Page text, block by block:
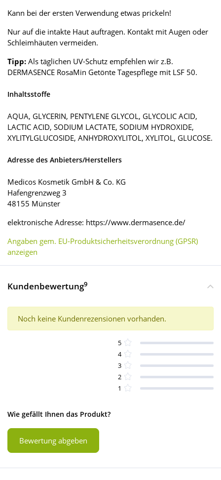
Kann bei der ersten Verwendung etwas prickeln!
Nur auf die intakte Haut auftragen. Kontakt mit Augen oder
Schleimhäuten vermeiden.
Tipp: Als täglichen UV-Schutz empfehlen wir z.B.
DERMASENCE RosaMin Getönte Tagespflege mit LSF 50.
Inhaltsstoffe
AQUA, GLYCERIN, PENTYLENE GLYCOL, GLYCOLIC ACID,
LACTIC ACID, SODIUM LACTATE, SODIUM HYDROXIDE,
XYLITYLGLUCOSIDE, ANHYDROXYLITOL, XYLITOL, GLUCOSE.
Adresse des Anbieters/Herstellers
Medicos Kosmetik GmbH & Co. KG
Hafengrenzweg 3
48155 Münster
elektronische Adresse: https://www.dermasence.de/
Angaben gem. EU-Produktsicherheitsverordnung (GPSR)
anzeigen
Kundenbewertung9
Noch keine Kundenrezensionen vorhanden.
5
4
3
2
1
Wie gefällt Ihnen das Produkt?
Bewertung abgeben